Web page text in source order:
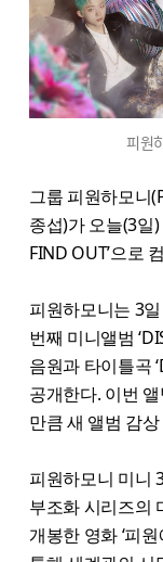
피원
그룹 피원하모니
종섭)가 오늘(3일
FIND OUT’으로
피원하모니는 3
번째 미니앨범
음원과 타이틀곡
공개한다. 이번
만큼 새 앨범 감
피원하모니 미니
부조화 시리즈의
개봉한 영화 ‘피